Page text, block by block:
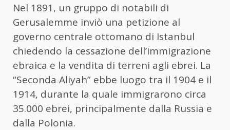
Nel 1891, un gruppo di notabili di
Gerusalemme inviò una petizione al
governo centrale ottomano di Istanbul
chiedendo la cessazione dell’immigrazione
ebraica e la vendita di terreni agli ebrei. La
“Seconda Aliyah” ebbe luogo tra il 1904 e il
1914, durante la quale immigrarono circa
35.000 ebrei, principalmente dalla Russia e
dalla Polonia.